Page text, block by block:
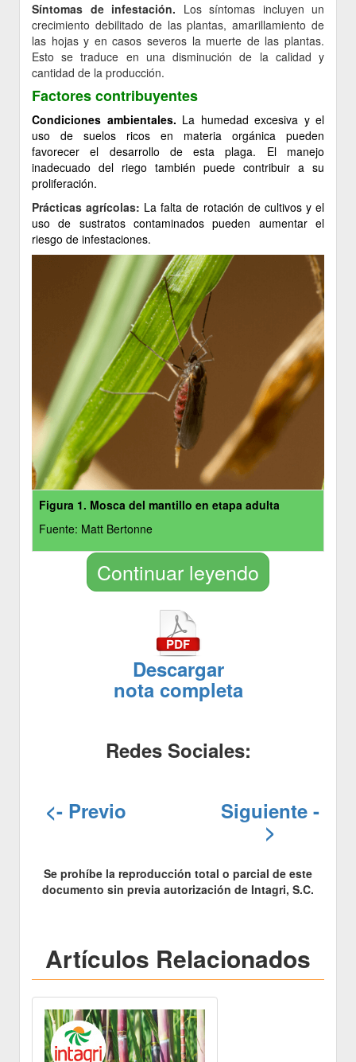
Síntomas de infestación. Los síntomas incluyen un
crecimiento debilitado de las plantas, amarillamiento de
las hojas y en casos severos la muerte de las plantas.
Esto se traduce en una disminución de la calidad y
cantidad de la producción.
Factores contribuyentes
Condiciones ambientales. La humedad excesiva y el
uso de suelos ricos en materia orgánica pueden
favorecer el desarrollo de esta plaga. El manejo
inadecuado del riego también puede contribuir a su
proliferación.
Prácticas agrícolas: La falta de rotación de cultivos y el
uso de sustratos contaminados pueden aumentar el
riesgo de infestaciones.
Figura 1. Mosca del mantillo en etapa adulta
Fuente: Matt Bertonne
Continuar leyendo
Descargar
nota completa
Redes Sociales:
<- Previo Siguiente -
>
Se prohíbe la reproducción total o parcial de este
documento sin previa autorización de Intagri, S.C.
Artículos Relacionados